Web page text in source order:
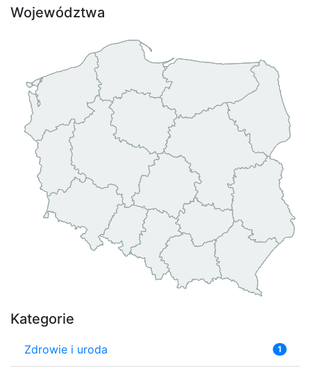
Województwa
Kategorie
Zdrowie i uroda 1